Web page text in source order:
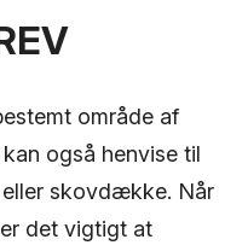
område af
også henvise til
skovdække. Når
det vigtigt at